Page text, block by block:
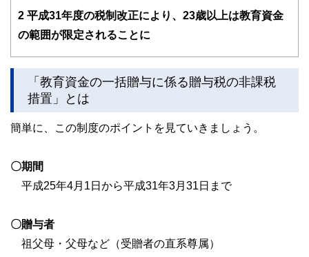
資格保持者として登録。
法人向け福利厚生制度「ワーク・ライフ・バランス相談室」
を提案し、企業にお勤めの役員・従業員が抱えている「暮ら
2017年、独立行政法人日本学生支援機構の「スカラシッ
プ・アドバイザー」に認定され、高等学校やPTA向けに奨学
金のセミナー・相談会を通じ、国の事業として教育の格差な
ど社会問題の解決にも取り組む。
https://fpofficekaientai.wixsite.com/fp-office-kaientai
2 平成31年度の税制改正により、23歳以上は教育資金
の範囲が限定されることに
「教育資金の一括贈与に係る贈与税の非課税
措置」とは
簡単に、この制度のポイントを見ていきましょう。
〇期間
平成25年4月1日から平成31年3月31日まで
〇贈与者
祖父母・父母など（受贈者の直系尊属）